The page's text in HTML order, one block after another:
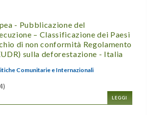
- Pubblicazione del
– Classificazione dei Paesi
di non conformità Regolamento
sulla deforestazione - Italia
Comunitarie e Internazionali
LEGGI